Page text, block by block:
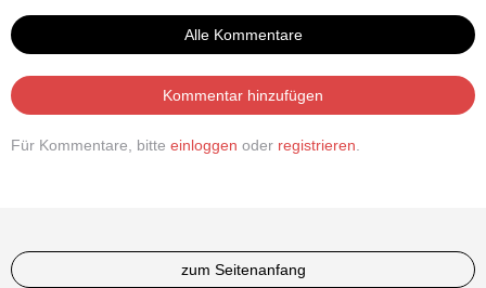
Alle Kommentare
Kommentar hinzufügen
Für Kommentare, bitte einloggen oder registrieren
zum Seitenanfang